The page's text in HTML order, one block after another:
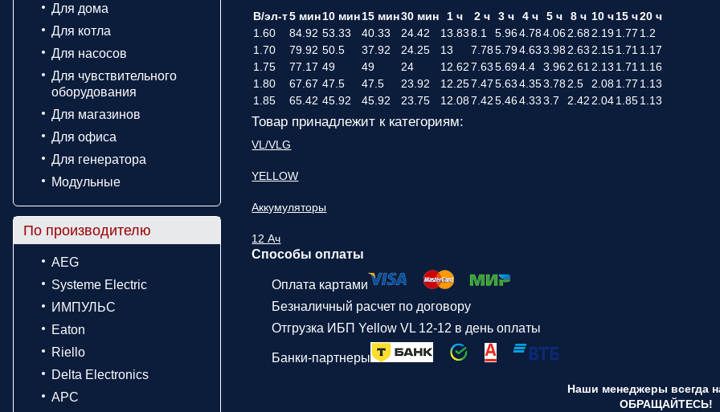
Для дома
Для котла
Для насосов
Для чувствительного
оборудования
Для магазинов
Для офиса
Для генератора
Модульные
По производителю
AEG
Systeme Electric
ИМПУЛЬС
Eaton
Riello
Delta Electronics
APC
В/эл-т5 мин10 мин15 мин30 мин 1 ч 2 ч 3 ч 4 ч 5 ч 8 ч 10 ч15 ч20 ч
1.60
84.92 53.33 40.33 24.42 13.83 8.1 5.964.78 4.062.68 2.191.77 1.2
1.70
79.92 50.5 37.92 24.25 13 7.78 5.794.63 3.98 2.63 2.151.71 1.17
1.75
77.17 49 49 24 12.62 7.63 5.694.4 3.962.61 2.13 1.71 1.16
1.80
67.67 47.5 47.5 23.92 12.257.47 5.63 4.353.78 2.5 2.08 1.77 1.13
1.85
65.42 45.92 45.92 23.75 12.08 7.42 5.464.33 3.7 2.42 2.041.851.13
Товар принадлежит к категориям:
VL/VLG
YELLOW
Аккумуляторы
12 Ач
Способы оплаты
Оплата картами
Безналичный расчет по договору
Отгрузка ИБП Yellow VL 12-12 в день оплаты
Банки-партнеры
Наши менеджеры всегда
ОБРАЩАЙТЕСЬ!